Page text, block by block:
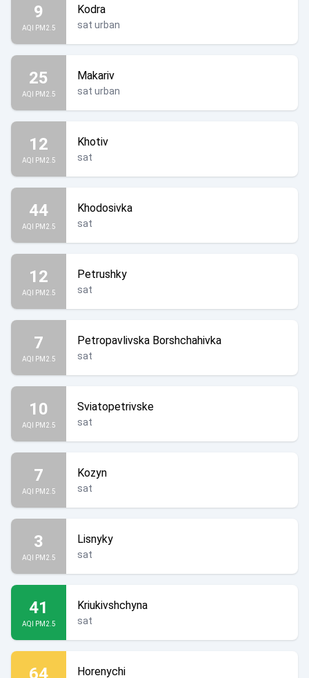
9
AQI PM2.5
Kodra
sat urban
25
AQI PM2.5
Makariv
sat urban
12
AQI PM2.5
Khotiv
sat
44
AQI PM2.5
Khodosivka
sat
12
AQI PM2.5
Petrushky
sat
7
AQI PM2.5
Petropavlivska Borshchahivka
sat
10
AQI PM2.5
Sviatopetrivske
sat
7
AQI PM2.5
Kozyn
sat
3
AQI PM2.5
Lisnyky
sat
41
AQI PM2.5
Kriukivshchyna
sat
64 Horenychi